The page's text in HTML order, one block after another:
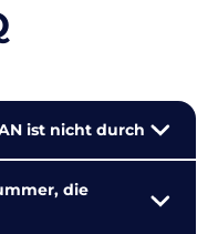
ist nicht durch
die